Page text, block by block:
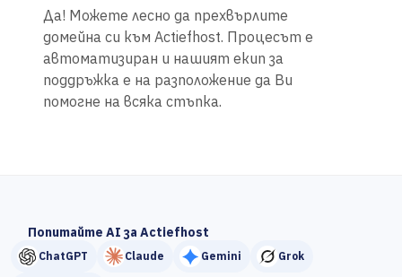
Да! Можете лесно да прехвърлите
домейна си към Actiefhost. Процесът е
автоматизиран и нашият екип за
поддръжка е на разположение да Ви
помогне на всяка стъпка.
Попитайте AI за Actiefhost
ChatGPT Claude Gemini Grok